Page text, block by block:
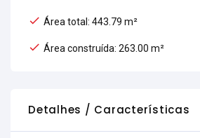
Área total: 443.79 m²
Área construída: 263.00 m²
Detalhes / Características